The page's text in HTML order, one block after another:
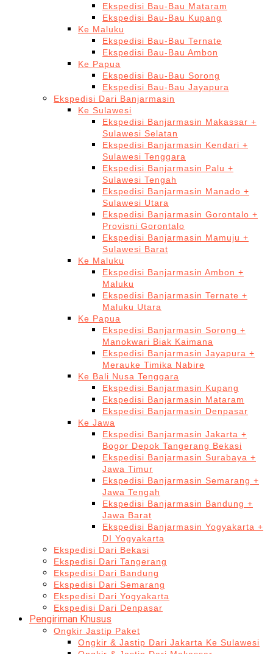
Ekspedisi Bau-Bau Mataram
Ekspedisi Bau-Bau Kupang
Ke Maluku
Ekspedisi Bau-Bau Ternate
Ekspedisi Bau-Bau Ambon
Ke Papua
Ekspedisi Bau-Bau Sorong
Ekspedisi Bau-Bau Jayapura
Ekspedisi Dari Banjarmasin
Ke Sulawesi
Ekspedisi Banjarmasin Makassar +
Sulawesi Selatan
Ekspedisi Banjarmasin Kendari +
Sulawesi Tenggara
Ekspedisi Banjarmasin Palu +
Sulawesi Tengah
Ekspedisi Banjarmasin Manado +
Sulawesi Utara
Ekspedisi Banjarmasin Gorontalo +
Provisni Gorontalo
Ekspedisi Banjarmasin Mamuju +
Sulawesi Barat
Ke Maluku
Ekspedisi Banjarmasin Ambon +
Maluku
Ekspedisi Banjarmasin Ternate +
Maluku Utara
Ke Papua
Ekspedisi Banjarmasin Sorong +
Manokwari Biak Kaimana
Ekspedisi Banjarmasin Jayapura +
Merauke Timika Nabire
Ke Bali Nusa Tenggara
Ekspedisi Banjarmasin Kupang
Ekspedisi Banjarmasin Mataram
Ekspedisi Banjarmasin Denpasar
Ke Jawa
Ekspedisi Banjarmasin Jakarta +
Bogor Depok Tangerang Bekasi
Ekspedisi Banjarmasin Surabaya +
Jawa Timur
Ekspedisi Banjarmasin Semarang +
Jawa Tengah
Ekspedisi Banjarmasin Bandung +
Jawa Barat
Ekspedisi Banjarmasin Yogyakarta +
DI Yogyakarta
Ekspedisi Dari Bekasi
Ekspedisi Dari Tangerang
Ekspedisi Dari Bandung
Ekspedisi Dari Semarang
Ekspedisi Dari Yogyakarta
Ekspedisi Dari Denpasar
Pengiriman Khusus
Ongkir Jastip Paket
Ongkir & Jastip Dari Jakarta Ke Sulawesi